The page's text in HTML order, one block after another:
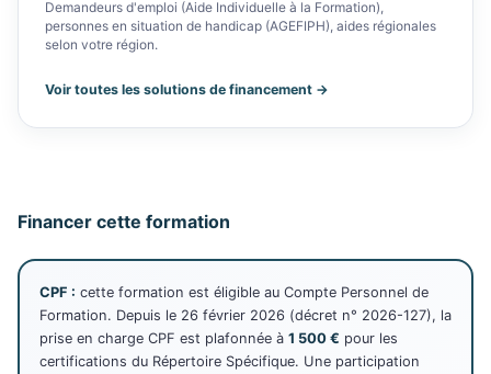
Demandeurs d'emploi (Aide Individuelle à la Formation),
personnes en situation de handicap (AGEFIPH), aides régionales
selon votre région.
Voir toutes les solutions de financement →
Financer cette formation
CPF : cette formation est éligible au Compte Personnel de
Formation. Depuis le 26 février 2026 (décret n° 2026-127), la
prise en charge CPF est plafonnée à 1 500 € pour les
certifications du Répertoire Spécifique. Une participation